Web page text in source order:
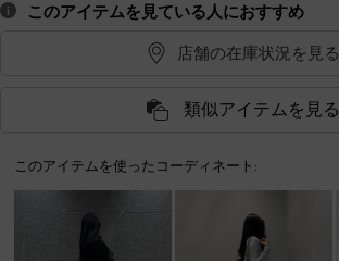
このアイテムを見ている人におすすめ
店舗の在庫状況を見る
類似アイテムを見る
このアイテムを使ったコーディネート: